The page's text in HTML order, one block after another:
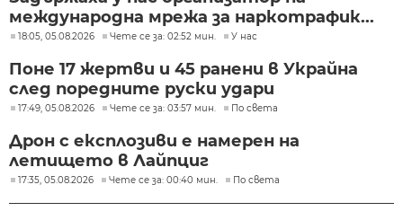
международна мрежа за наркотрафик...
18:05, 05.08.2026 Чете се за: 02:52 мин. У нас
Поне 17 жертви и 45 ранени в Украйна
след поредните руски удари
17:49, 05.08.2026 Чете се за: 03:57 мин. По света
Дрон с експлозиви е намерен на
летището в Лайпциг
17:35, 05.08.2026 Чете се за: 00:40 мин. По света